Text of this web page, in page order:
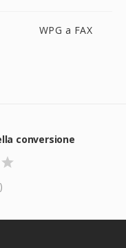
WPG a FAX
conversione